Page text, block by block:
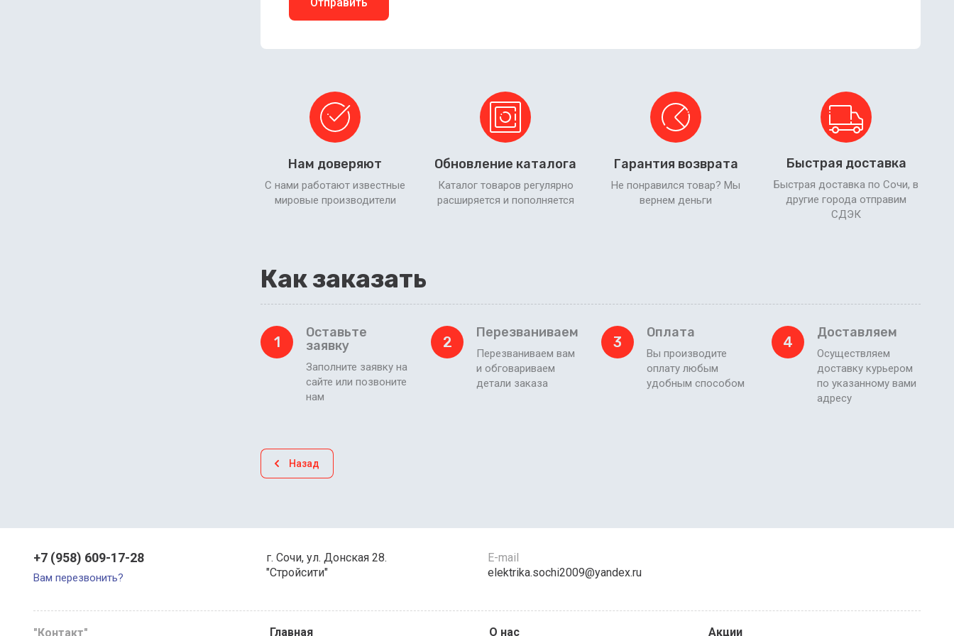
Нам доверяют
С нами работают известные
мировые производители
Обновление каталога
Каталог товаров регулярно
расширяется и пополняется
Гарантия возврата
Не понравился товар? Мы
вернем деньги
Быстрая доставка
Быстрая доставка по Сочи, в
другие города отправим
СДЭК
Как заказать
1
Оставьте
заявку
Заполните заявку на
сайте или позвоните
нам
2
Перезваниваем
Перезваниваем вам
и обговариваем
детали заказа
3
Оплата
Вы производите
оплату любым
удобным способом
4
Доставляем
Осуществляем
доставку курьером
по указанному вами
адресу
Назад
+7 (958) 609-17-28
Вам перезвонить?
г. Сочи, ул. Донская 28.
"Стройсити"
E-mail
elektrika.sochi2009@yandex.ru
"Контакт" Главная О нас Акции